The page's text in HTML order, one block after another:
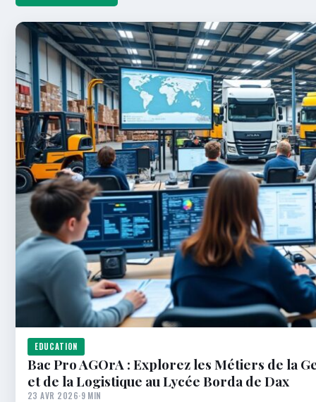
EDUCATION
Bac Pro AGOrA : Explorez les Métiers de la
et de la Logistique au Lycée Borda de Dax
23 AVR 2026·9 MIN